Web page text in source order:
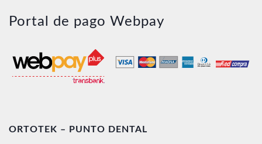
Portal de pago Webpay
ORTOTEK – PUNTO DENTAL